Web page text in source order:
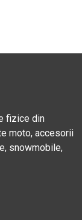
fizice din
moto, accesorii
snowmobile,